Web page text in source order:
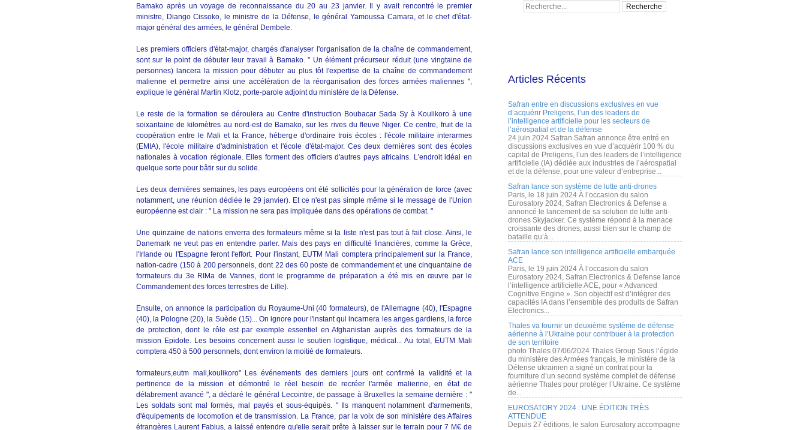
Bamako après un voyage de reconnaissance du 20 au 23 janvier. Il y avait rencontré le premier
ministre, Diango Cissoko, le ministre de la Défense, le général Yamoussa Camara, et le chef d'état-
major général des armées, le général Dembele.
Les premiers officiers d'état-major, chargés d'analyser l'organisation de la chaîne de commandement,
sont sur le point de débuter leur travail à Bamako. " Un élément précurseur réduit (une vingtaine de
personnes) lancera la mission pour débuter au plus tôt l'expertise de la chaîne de commandement
malienne et permettre ainsi une accélération de la réorganisation des forces armées maliennes ",
explique le général Martin Klotz, porte-parole adjoint du ministère de la Défense.
Le reste de la formation se déroulera au Centre d'instruction Boubacar Sada Sy à Koulikoro à une
soixantaine de kilomètres au nord-est de Bamako, sur les rives du fleuve Niger. Ce centre, fruit de la
coopération entre le Mali et la France, héberge d'ordinaire trois écoles : l'école militaire interarmes
(EMIA), l'école militaire d'administration et l'école d'état-major. Ces deux dernières sont des écoles
nationales à vocation régionale. Elles forment des officiers d'autres pays africains. L'endroit idéal en
quelque sorte pour bâtir sur du solide.
Les deux dernières semaines, les pays européens ont été sollicités pour la génération de force (avec
notamment, une réunion dédiée le 29 janvier). Et ce n'est pas simple même si le message de l'Union
européenne est clair : " La mission ne sera pas impliquée dans des opérations de combat. "
Une quinzaine de nations enverra des formateurs même si la liste n'est pas tout à fait close. Ainsi, le
Danemark ne veut pas en entendre parler. Mais des pays en difficulté financières, comme la Grèce,
l'Irlande ou l'Espagne feront l'effort. Pour l'instant, EUTM Mali comptera principalement sur la France,
nation-cadre (150 à 200 personnels, dont 22 des 60 poste de commandement et une cinquantaine de
formateurs du 3e RIMa de Vannes, dont le programme de préparation a été mis en œuvre par le
Commandement des forces terrestres de Lille).
Ensuite, on annonce la participation du Royaume-Uni (40 formateurs), de l'Allemagne (40), l'Espagne
(40), la Pologne (20), la Suède (15)... On ignore pour l'instant qui incarnera les anges gardiens, la force
de protection, dont le rôle est par exemple essentiel en Afghanistan auprès des formateurs de la
mission Epidote. Les besoins concernent aussi le soutien logistique, médical... Au total, EUTM Mali
comptera 450 à 500 personnels, dont environ la moitié de formateurs.
formateurs,eutm mali,koulikoro" Les événements des derniers jours ont confirmé la validité et la
pertinence de la mission et démontré le réel besoin de recréer l'armée malienne, en état de
délabrement avancé ", a déclaré le général Lecointre, de passage à Bruxelles la semaine dernière : "
Les soldats sont mal formés, mal payés et sous-équipés. " Ils manquent notamment d'armements,
d'équipements de locomotion et de transmission. La France, par la voix de son ministère des Affaires
étrangères Laurent Fabius, a laissé entendre qu'elle serait prête à laisser sur le terrain pour 7 M€ de
Articles Récents
Safran entre en discussions exclusives en vue
d’acquérir Preligens, l’un des leaders de
l’intelligence artificielle pour les secteurs de
l’aérospatial et de la défense
24 juin 2024 Safran Safran annonce être entré en
discussions exclusives en vue d’acquérir 100 % du
capital de Preligens, l’un des leaders de l’intelligence
artificielle (IA) dédiée aux industries de l’aérospatial
et de la défense, pour une valeur d’entreprise...
Safran lance son système de lutte anti-drones
Paris, le 18 juin 2024 À l’occasion du salon
Eurosatory 2024, Safran Electronics & Defense a
annoncé le lancement de sa solution de lutte anti-
drones Skyjacker. Ce système répond à la menace
croissante des drones, aussi bien sur le champ de
bataille qu’à...
Safran lance son intelligence artificielle embarquée
ACE
Paris, le 19 juin 2024 À l’occasion du salon
Eurosatory 2024, Safran Electronics & Defense lance
l’intelligence artificielle ACE, pour « Advanced
Cognitive Engine ». Son objectif est d’intégrer des
capacités IA dans l’ensemble des produits de Safran
Electronics...
Thales va fournir un deuxième système de défense
aérienne à l’Ukraine pour contribuer à la protection
de son territoire
photo Thales 07/06/2024 Thales Group Sous l’égide
du ministère des Armées français, le ministère de la
Défense ukrainien a signé un contrat pour la
fourniture d’un second système complet de défense
aérienne Thales pour protéger l’Ukraine. Ce système
de...
EUROSATORY 2024 : UNE ÉDITION TRÈS
ATTENDUE
Depuis 27 éditions, le salon Eurosatory accompagne